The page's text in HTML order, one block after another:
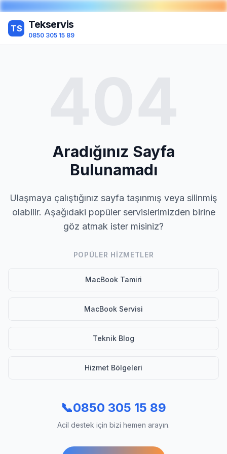
TS Tekservis
0850 305 15 89
Aradığınız Sayfa
Bulunamadı
Ulaşmaya çalıştığınız sayfa taşınmış veya silinmiş
olabilir. Aşağıdaki popüler servislerimizden birine
göz atmak ister misiniz?
POPÜLER HIZMETLER
MacBook Tamiri
MacBook Servisi
Teknik Blog
Hizmet Bölgeleri
📞0850 305 15 89
Acil destek için bizi hemen arayın.